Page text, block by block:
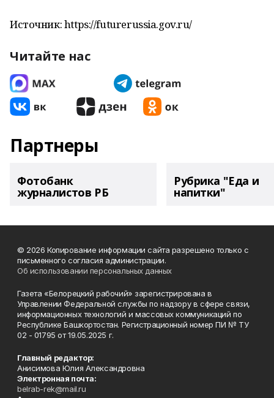
Источник: https://futurerussia.gov.ru/
Читайте нас
Партнеры
Фотобанк
журналистов РБ
Рубрика "Еда и
напитки"
© 2026 Копирование информации сайта разрешено только с
письменного согласия администрации.
Об использовании персональных данных
Газета «Белорецкий рабочий» зарегистрирована в
Управлении Федеральной службы по надзору в сфере связи,
информационных технологий и массовых коммуникаций по
Республике Башкортостан. Регистрационный номер ПИ № ТУ
02 - 01795 от 19.05.2025 г.
Главный редактор:
Анисимова Юлия Александровна
Электронная почта:
belrab-rek@mail.ru